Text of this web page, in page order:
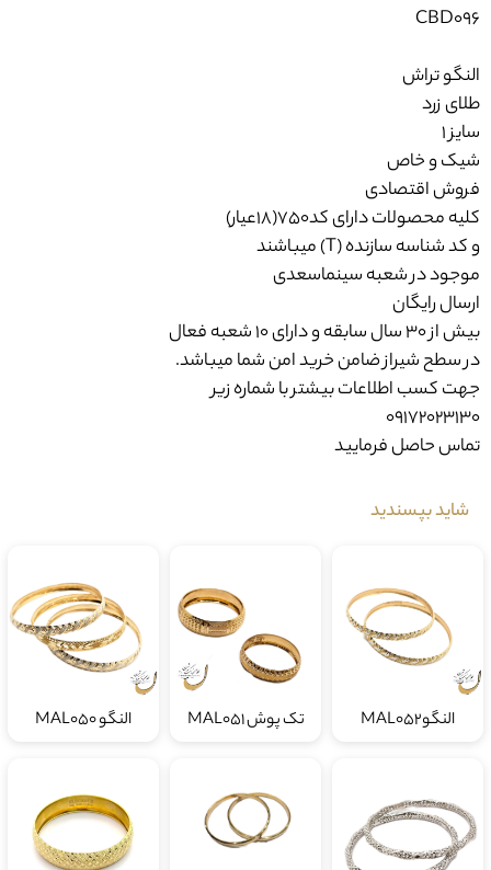
CBD096
النگو تراش
طلای زرد
سایز ۱
شیک و خاص
فروش اقتصادی
کلیه محصولات دارای کد750(18عیار)
و کد شناسه سازنده (T) میباشند
موجود در شعبه سینماسعدی
ارسال رایگان
بیش از ۳۰ سال سابقه و دارای ۱۰ شعبه فعال
در سطح شیراز ضامن خرید امن شما میباشد.
جهت کسب اطلاعات بیشتر با شماره زیر
09172023130
تماس حاصل فرمایید
شاید بپسندید
النگوMAL052 تک پوش MAL051 النگو MAL050